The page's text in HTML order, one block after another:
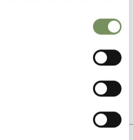
CONTENT HELPFUL?